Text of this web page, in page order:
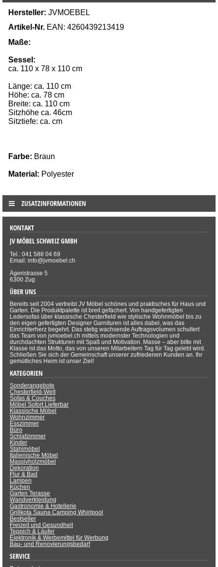
Hersteller: JVMOEBEL
Artikel-Nr. EAN: 4260439213419
Maße:
Sessel:
ca. 110 x 78 x 110 cm
Länge: ca. 110 cm
Höhe: ca. 78 cm
Breite: ca. 110 cm
Sitzhöhe ca. 46cm
Sitztiefe: ca. cm
Farbe: Braun
Material: Polyester
ZUSATZINFORMATIONEN
KONTAKT
JV MÖBEL SCHWEIZ GMBH
Tel.: 041 588 04 69
Email: info@jvmoebel.ch
Ägeristrasse 5
6300 Zug
ÜBER UNS
Bereits seit 2004 vertreibt JV Möbel schönes und praktisches für Haus und
Garten. Die Produktpalette ist breit gefächert. Von handgefertigten
Ledersofas über klassische Chesterfield wie stylische Wohnmöbel bis zu
den eigen gefertigten Designer Garnituren ist alles dabei, was das
Einrichterherz begehrt. Das stetig wachsende Auftragsvolumen schultert
das Team von jvmoebel.ch mittels modernster Technologien und
durchdachten Strukturen mit Spaß und Motivation. Masse – aber bitte mit
Klasse ist das Motto, das von unseren Mitarbeitern Tag für Tag gelebt wird.
Schließen Sie sich der Gemeinschaft unserer zufriedenen Kunden an. Ihr
gemütliches Heim ist unser Ziel!
KATEGORIEN
Sonderangebote
Chesterfield-Welt
Sofas & Couches
Möbel Sofort Lieferbar
Klassische Möbel
Wohnzimmer
Esszimmer
Büro
Schlafzimmer
Kinder
Stahlmöbel
Italienische Möbel
Massivholzmöbel
Dekoration
Flur & Bad
Lampen
Küchen
Garten Terasse
Wandverkleidung
Gastronomie & Hotellerie
Grillkota Sauna Camping Whirlpool
Bestseller
Freizeit und Gesundheit
Teppich & Läufer
Elektronik & Werbemittel für Werbung
Bau- und Renovierungsbedarf
SERVICE